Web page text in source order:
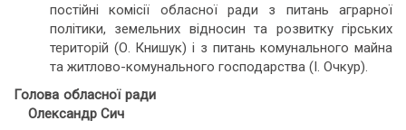
постійні комісії обласної ради з питань аграрної
політики, земельних відносин та розвитку гірських
територій (О. Книшук) і з питань комунального майна
та житлово-комунального господарства (І. Очкур).
Голова обласної ради
Олександр Сич